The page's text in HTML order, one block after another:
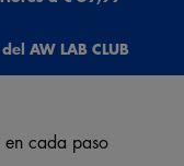
AW LAB CLUB
cada paso